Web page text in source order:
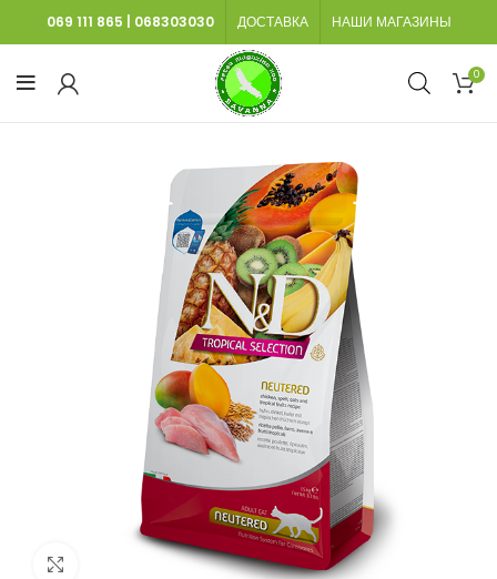
069 111 865 068303030 ДОСТАВКА НАШИ МАГАЗИНЫ
0
Нажмите, чтобы увеличить